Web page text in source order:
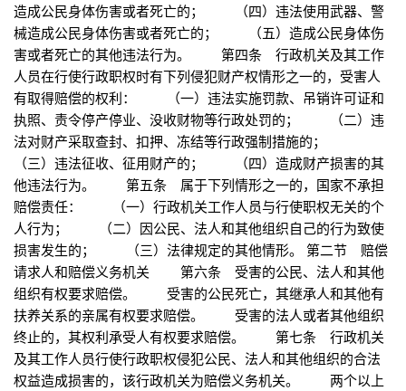
造成公民身体伤害或者死亡的； （四）违法使用武器、警
械造成公民身体伤害或者死亡的； （五）造成公民身体伤
害或者死亡的其他违法行为。 第四条 行政机关及其工作
人员在行使行政职权时有下列侵犯财产权情形之一的，受害人
有取得赔偿的权利： （一）违法实施罚款、吊销许可证和
执照、责令停产停业、没收财物等行政处罚的； （二）违
法对财产采取查封、扣押、冻结等行政强制措施的；
（三）违法征收、征用财产的； （四）造成财产损害的其
他违法行为。 第五条 属于下列情形之一的，国家不承担
赔偿责任： （一）行政机关工作人员与行使职权无关的个
人行为； （二）因公民、法人和其他组织自己的行为致使
损害发生的； （三）法律规定的其他情形。 第二节 赔偿
请求人和赔偿义务机关 第六条 受害的公民、法人和其他
组织有权要求赔偿。 受害的公民死亡，其继承人和其他有
扶养关系的亲属有权要求赔偿。 受害的法人或者其他组织
终止的，其权利承受人有权要求赔偿。 第七条 行政机关
及其工作人员行使行政职权侵犯公民、法人和其他组织的合法
权益造成损害的，该行政机关为赔偿义务机关。 两个以上